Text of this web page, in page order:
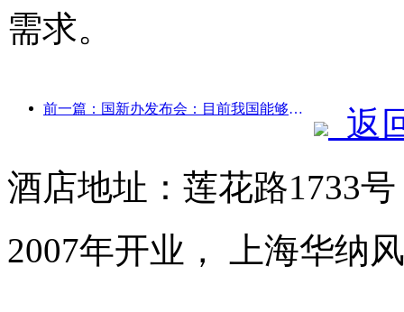
需求。
前一篇：国新办发布会：目前我国能够提供自驾游服务的边境口岸达28个
返
酒店地址：莲花路1733
2007年开业， 上海华